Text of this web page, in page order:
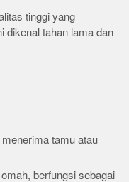
tinggi yang
dikenal tahan lama dan
tamu atau
berfungsi sebagai